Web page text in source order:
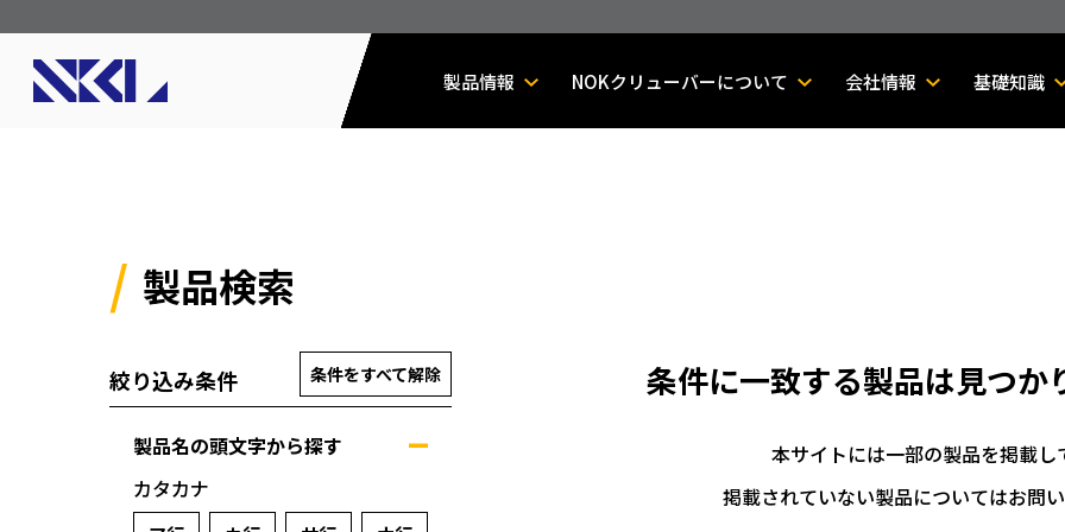
製品情報 NOKクリューバーについて 会社情報 基礎知識
製品検索
絞り込み条件 条件をすべて解除
製品名の頭文字から探す
カタカナ
条件に一致する製品は見つか
本サイトには一部の製品を掲載し
掲載されていない製品についてはお問